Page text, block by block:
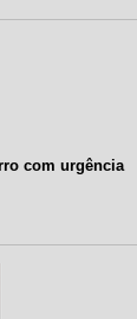
com urgência